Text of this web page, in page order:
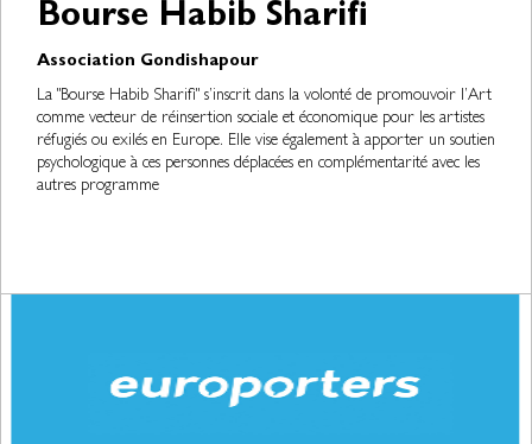
Bourse Habib Sharifi
Association Gondishapour
La "Bourse Habib Sharifi" s’inscrit dans la volonté de promouvoir l’Art
comme vecteur de réinsertion sociale et économique pour les artistes
réfugiés ou exilés en Europe. Elle vise également à apporter un soutien
psychologique à ces personnes déplacées en complémentarité avec les
autres programme